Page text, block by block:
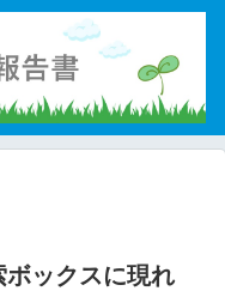
ボックスに現れ